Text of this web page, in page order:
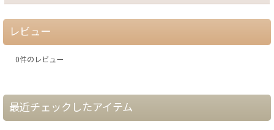
レビュー
0件のレビュー
最近チェックしたアイテム